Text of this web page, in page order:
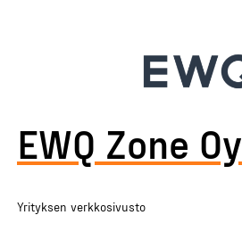
EWQ Zone Oy
Yrityksen verkkosivusto